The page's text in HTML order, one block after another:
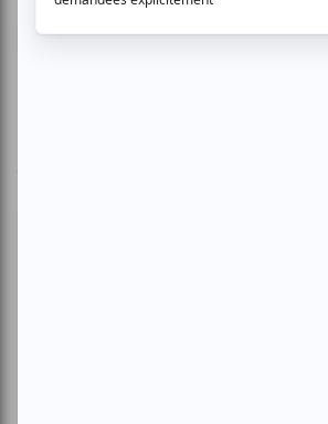
Connectez-vous ici.